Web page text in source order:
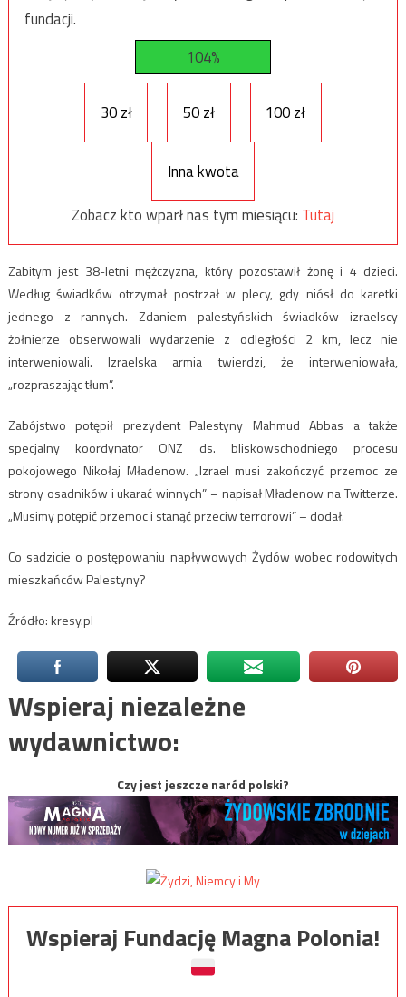
fundacji.
104%
30 zł 50 zł 100 zł
Inna kwota
Zobacz kto wparł nas tym miesiącu: Tutaj
Zabitym jest 38-letni mężczyzna, który pozostawił żonę i 4 dzieci.
Według świadków otrzymał postrzał w plecy, gdy niósł do karetki
jednego z rannych. Zdaniem palestyńskich świadków izraelscy
żołnierze obserwowali wydarzenie z odległości 2 km, lecz nie
interweniowali. Izraelska armia twierdzi, że interweniowała,
„rozpraszając tłum”.
Zabójstwo potępił prezydent Palestyny Mahmud Abbas a także
specjalny koordynator ONZ ds. bliskowschodniego procesu
pokojowego Nikołaj Mładenow. „Izrael musi zakończyć przemoc ze
strony osadników i ukarać winnych” – napisał Mładenow na Twitterze.
„Musimy potępić przemoc i stanąć przeciw terrorowi” – dodał.
Co sadzicie o postępowaniu napływowych Żydów wobec rodowitych
mieszkańców Palestyny?
Źródło: kresy.pl
Wspieraj niezależne
wydawnictwo:
Czy jest jeszcze naród polski?
Wspieraj Fundację Magna Polonia!